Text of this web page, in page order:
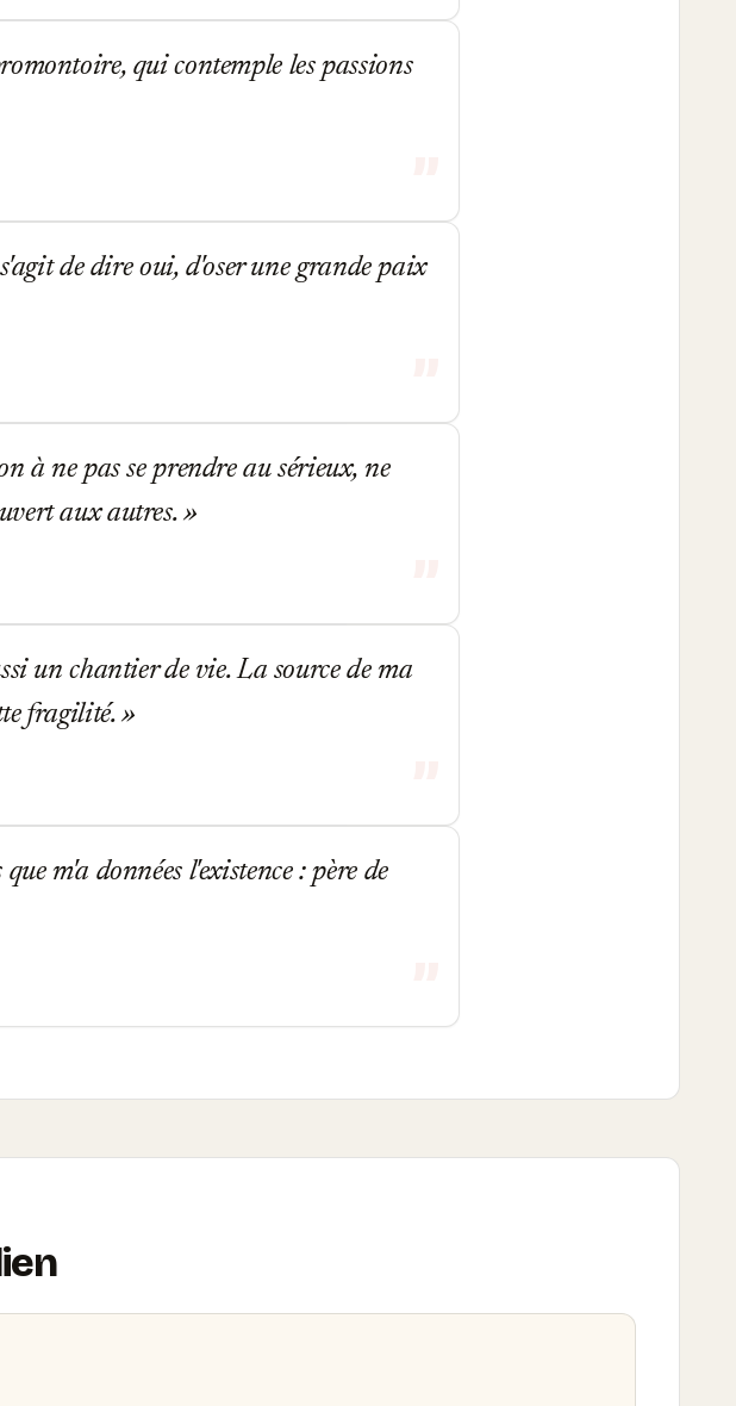
qui contemple les passions
de dire oui, d'oser une grande paix
à ne pas se prendre au sérieux, ne
aux autres.
un chantier de vie. La source de ma
fragilité.
m'a données l'existence : père de